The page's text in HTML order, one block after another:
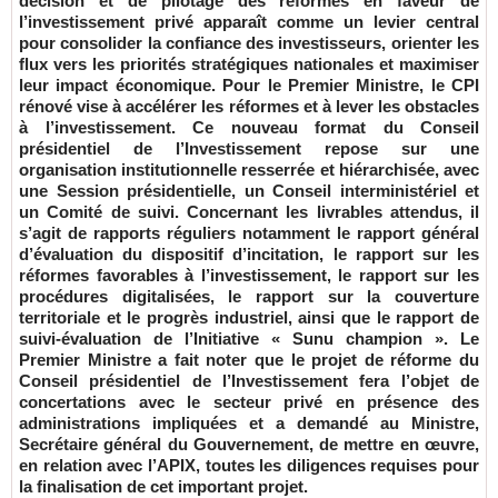
l’investissement privé apparaît comme un levier central
pour consolider la confiance des investisseurs, orienter les
flux vers les priorités stratégiques nationales et maximiser
leur impact économique. Pour le Premier Ministre, le CPI
rénové vise à accélérer les réformes et à lever les obstacles
à l’investissement. Ce nouveau format du Conseil
présidentiel de l’Investissement repose sur une
organisation institutionnelle resserrée et hiérarchisée, avec
une Session présidentielle, un Conseil interministériel et
un Comité de suivi. Concernant les livrables attendus, il
s’agit de rapports réguliers notamment le rapport général
d’évaluation du dispositif d’incitation, le rapport sur les
réformes favorables à l’investissement, le rapport sur les
procédures digitalisées, le rapport sur la couverture
territoriale et le progrès industriel, ainsi que le rapport de
suivi-évaluation de l’Initiative « Sunu champion ». Le
Premier Ministre a fait noter que le projet de réforme du
Conseil présidentiel de l’Investissement fera l’objet de
concertations avec le secteur privé en présence des
administrations impliquées et a demandé au Ministre,
Secrétaire général du Gouvernement, de mettre en œuvre,
en relation avec l’APIX, toutes les diligences requises pour
la finalisation de cet important projet.